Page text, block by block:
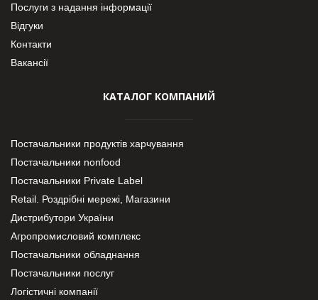
Послуги з надання інформації
Відгуки
Контакти
Вакансії
КАТАЛОГ КОМПАНИЙ
Постачальники продуктів харчування
Постачальники nonfood
Постачальники Private Label
Retail. Роздрібні мережі, Магазини
Дистрибутори України
Агропромисловий комплекс
Постачальники обладнання
Постачальники послуг
Логістичні компанії